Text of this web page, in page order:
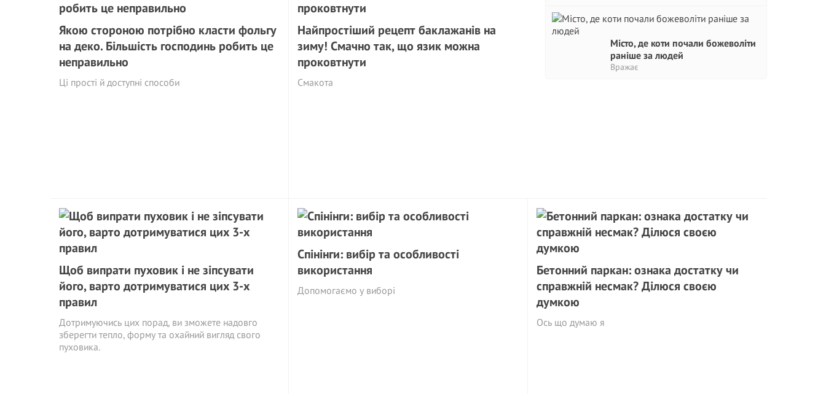
Місто, де коти почали божеволіти
раніше за людей
Вражає
Якою стороною потрібно класти фольгу
на деко. Більшість господинь робить це
неправильно
Ці прості й доступні способи
Найпростіший рецепт баклажанів на
зиму! Смачно так, що язик можна
проковтнути
Смакота
Щоб випрати пуховик і не зіпсувати
його, варто дотримуватися цих 3-х
правил
Дотримуючись цих порад, ви зможете надовго
зберегти тепло, форму та охайний вигляд свого
пуховика.
Спінінги: вибір та особливості
використання
Допомогаємо у виборі
Бетонний паркан: ознака достатку чи
справжній несмак? Ділюся своєю
думкою
Ось що думаю я